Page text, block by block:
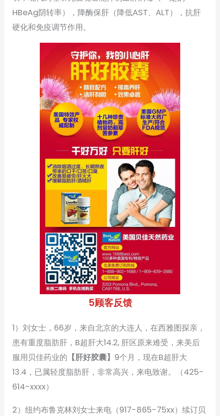
HBeAg阴转率），降酶保肝（降低AST、ALT），抗肝
硬化和免疫调节作用。
5顾客反馈
1）刘女士，66岁，来自北京的大连人，在西雅图探亲，
患有重度脂肪肝，B超肝大14.2, 肝区原来难受，来美后
服用贝佳药业的 【肝好胶囊】 9个月，现在B超肝大
13.4，已属轻度脂肪肝，非常高兴，来电致谢。（425-
614-xxxx）
2）纽约布鲁克林刘女士来电（917-865-75xx）续订贝